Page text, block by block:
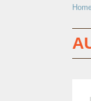
U
A